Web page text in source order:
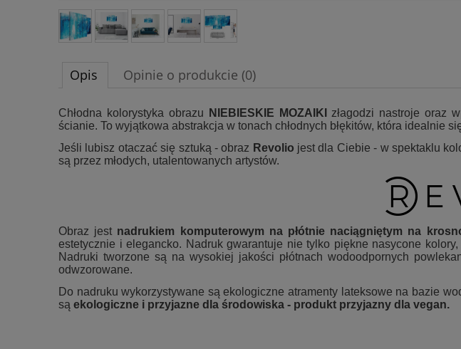
Opis Opinie o produkcie (0)
Chłodna kolorystyka obrazu NIEBIESKIE MOZAIKI
złagodzi nastroje oraz
ścianie. To wyjątkowa abstrakcja w tonach chłodnych błękitów, która
Jeśli lubisz otaczać się sztuką - obraz Revolio jest dla Ciebie - w spektaklu
są przez młodych, utalentowanych artystów.
Obraz jest nadrukiem komputerowym na płótnie naciągniętym na
estetycznie i elegancko. Nadruk gwarantuje nie tylko piękne nasycone
Nadruki tworzone są na wysokiej jakości płótnach wodoodpornych
odwzorowane.
Do nadruku wykorzystywane są ekologiczne atramenty lateksowe na bazie
są ekologiczne i przyjazne dla środowiska - produkt przyjazny dla vegan.